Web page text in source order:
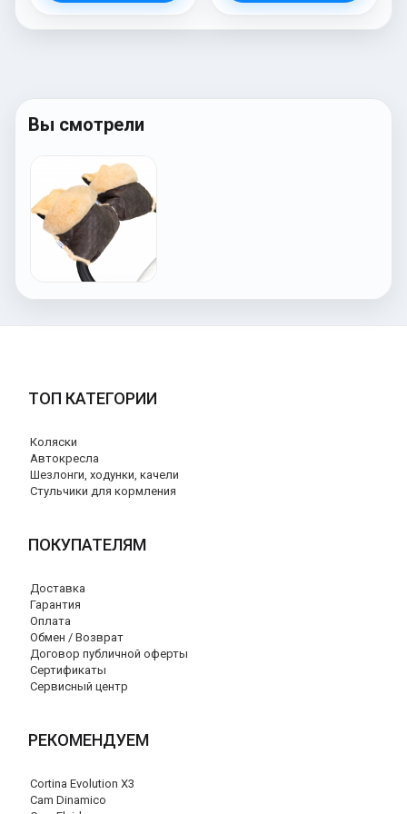
Вы смотрели
ТОП КАТЕГОРИИ
Коляски
Автокресла
Шезлонги, ходунки, качели
Стульчики для кормления
ПОКУПАТЕЛЯМ
Доставка
Гарантия
Оплата
Обмен / Возврат
Договор публичной оферты
Сертификаты
Сервисный центр
РЕКОМЕНДУЕМ
Cortina Evolution X3
Cam Dinamico